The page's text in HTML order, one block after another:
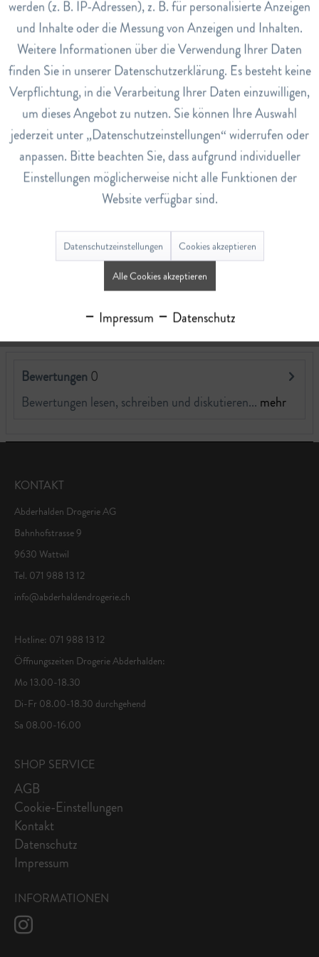
Aktiviert die Haarwurzel
Kräftigt das Haar
Reduziert den Haarausfall
Fördert das Haarwachstum
Anwendung
Täglich morgens und abends Weleda Haar-Tonikum auf das
möglichst angefeuchtete Haar geben und mit den
Fingerspitzen in die Kopfhaut einmassieren, nicht
ausspülen. Bei trockener Kopfhaut können einige Tropfen
Weleda Intensiv Pflegendes Haaröl hinzugegeben werden.
Bewertungen 0
Bewertungen lesen, schreiben und diskutieren... mehr
KONTAKT
Abderhalden Drogerie AG
Bahnhofstrasse 9
9630 Wattwil
Tel. 071 988 13 12
info@abderhaldendrogerie.ch
Hotline: 071 988 13 12
Öffnungszeiten Drogerie Abderhalden:
Mo 13.00-18.30
Di-Fr 08.00-18.30 durchgehend
Sa 08.00-16.00
SHOP SERVICE
AGB
Cookie-Einstellungen
Kontakt
Datenschutz
Impressum
INFORMATIONEN
Tracking Inaktiv
Service Inaktiv
werden (z. B. IP-Adressen), z. B. für personalisierte Anzeigen
und Inhalte oder die Messung von Anzeigen und Inhalten.
Weitere Informationen über die Verwendung Ihrer Daten
finden Sie in unserer Datenschutzerklärung. Es besteht keine
Verpflichtung, in die Verarbeitung Ihrer Daten einzuwilligen,
um dieses Angebot zu nutzen. Sie können Ihre Auswahl
jederzeit unter „Datenschutzeinstellungen“ widerrufen oder
anpassen. Bitte beachten Sie, dass aufgrund individueller
Einstellungen möglicherweise nicht alle Funktionen der
Website verfügbar sind.
Datenschutzeinstellungen Cookies akzeptieren
Alle Cookies akzeptieren
Impressum Datenschutz